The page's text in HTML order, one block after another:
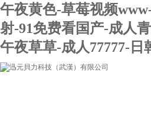
午夜黄色-草莓视频
射-91免费看国产-成人
午夜草草-成人77777-日